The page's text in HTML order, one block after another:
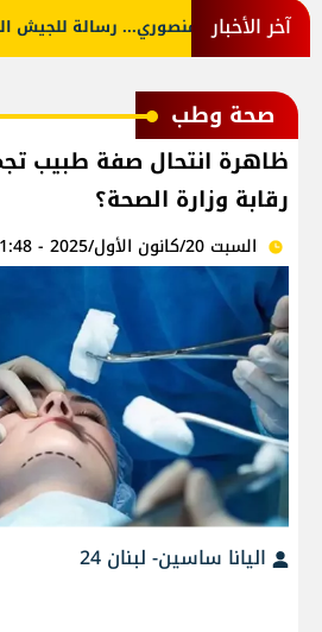
آخر الأخبار
ضربة المنصوري... رسالة للجيش
صحة وطب
ظاهرة انتحال صفة طبيب
رقابة وزارة الصحة؟
السبت 20/كانون الأول/2025 - 01:48 م
اليانا ساسين- لبنان 24